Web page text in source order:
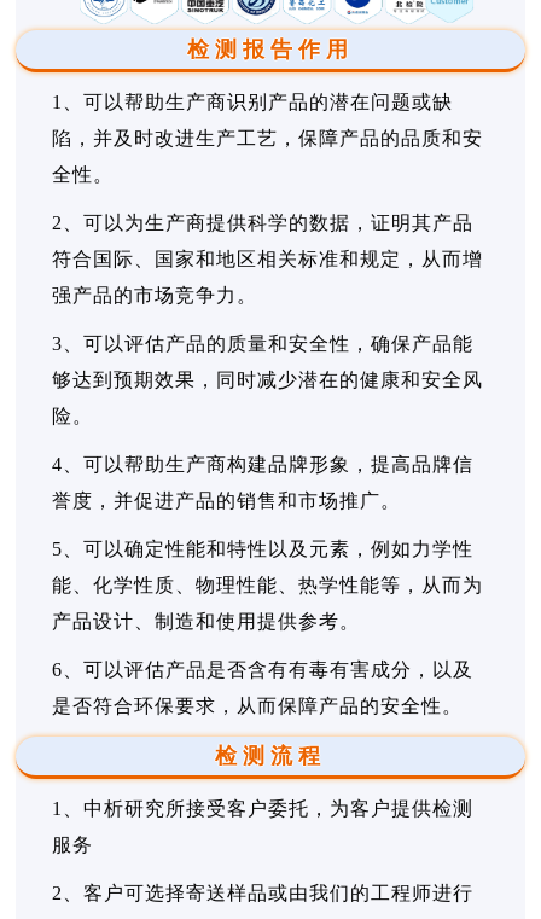
检测报告作用
1、可以帮助生产商识别产品的潜在问题或缺
陷，并及时改进生产工艺，保障产品的品质和安
全性。
2、可以为生产商提供科学的数据，证明其产品
符合国际、国家和地区相关标准和规定，从而增
强产品的市场竞争力。
3、可以评估产品的质量和安全性，确保产品能
够达到预期效果，同时减少潜在的健康和安全风
险。
4、可以帮助生产商构建品牌形象，提高品牌信
誉度，并促进产品的销售和市场推广。
5、可以确定性能和特性以及元素，例如力学性
能、化学性质、物理性能、热学性能等，从而为
产品设计、制造和使用提供参考。
6、可以评估产品是否含有有毒有害成分，以及
是否符合环保要求，从而保障产品的安全性。
检测流程
1、中析研究所接受客户委托，为客户提供检测
服务
2、客户可选择寄送样品或由我们的工程师进行